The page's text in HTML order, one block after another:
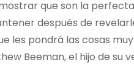
que son la
después de
les pondrá las cosas
Beeman, el hijo de su